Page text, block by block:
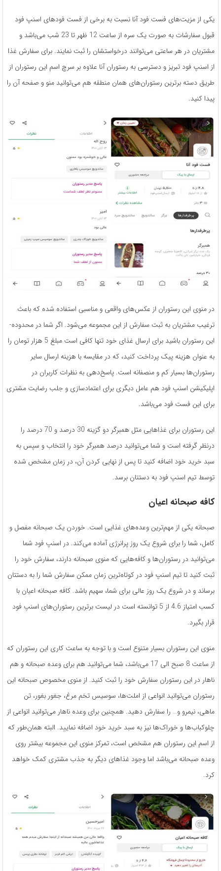
یکی از مزیت‌های فست فود آنا نسبت به برخی از فست فودهای اسنپ فود
قبول سفارشات به صورت یک سره از ساعت 12 ظهر تا 23 شب می‌باشد و
مشتریان در هر ساعتی می‌توانند درخواستشان را ثبت نمایند. برای سفارش غذا
از اسنپ فود تبریز و دسترسی به رستوران آنا علاوه بر سرچ اسم این رستوران از
طریق دسته برترین رستوران‌های همان منطقه هم می‌توانید منو و صفحه آن را
پیدا کنید.
در منوی این رستوران از عکس­‌های واقعی و مناسبی استفاده­ شده که باعث
ترغیب مشتریان به ثبت سفارش از این مجموعه می­‌شود. اگر شما در محدوده­
این رستوران باشید برای ارسال غذای خود تنها کافی ­است مبلغ 5 هزار تومان را
به عنوان هزینه­ پیک پرداخت کنید، که در مقایسه با هزینه­ ارسال سایر
رستوران‌‌ها بسیار کم و منصفانه است. پاسخ‌دهی به نظرات کاربران در
اپلیکیشن اسنپ فود هم عامل دیگری برای اعتمادسازی و جلب رضایت مشتری
برای این فست فود می‌‌باشد.
این رستوران برای غذاهایی مثل همبرگر دو گزینه­ 30 درصد و 70 درصد را
درنظر گرفته ­است و شما می‌­توانید درصد همبرگر خود را انتخاب و سپس به
سبد خرید خود اضافه کنید تا پس از نهایی کردن آن، در زمان مشخص­ شده
توسط تیم اسنپ فود به دستتان برسد.
کافه صبحانه اعیان
صبحانه یکی از مهم‌­ترین وعده‌­های غذایی­ است. خوردن یک صبحانه­ مفصل و
کامل، شما را برای شروع یک روز پرانرژی آماده می­‌کند. در اسنپ فود شما
می‌توانید در رستوران­‌ها و کافه‌­هایی که منوی صبحانه دارند، سفارش خود را
ثبت کنید تا تیم اسنپ فود در کوتاه‌­ترین زمان ممکن سفارش شما را به دستتان
برساند و در شروع یک روز عالی برای شما، سهیم باشد. کافه صبحانه اعیان با
کسب امتیاز 4.6 از 5 توانسته ‌است در لیست برترین رستوران‌های اسنپ فود
قرار بگیرد.
منوی این رستوران بسیار متنوع است و با توجه به ساعت کاری این رستوران که
از ساعت 8 صبح الی 17 می­‌باشد، شما می­‌توانید هم برای وعده صبحانه و هم
ناهار در این رستوران سفارش خود را ثبت کنید. از منوی مخصوص صبحانه این
رستوران می‌­توانید انواعی از املت­‌ها، سوسیس تخم ­مرغ، جغور بغور، تن
ماهی، نیمرو و… را سفارش دهید. همچنین برای وعده­ ناهار می­‌توانید انواعی از
چلوکباب‌­ها و خوراک­‌ها نیز به سبد خرید خود اضافه نمایید. البته همان­‌طور که
از اسم این رستوران هم مشخص است، تمرکز منوی این مجموعه بیشتر روی
وعده­ صبحانه می­‌باشد اما وجود غذاهای دیگر به جذب مشتری کمک خواهد
کرد.